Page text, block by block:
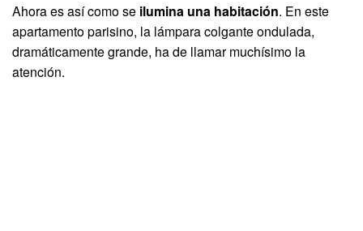
Ahora es así como se ilumina una habitación. En este
apartamento parisino, la lámpara colgante ondulada,
dramáticamente grande, ha de llamar muchísimo la
atención.